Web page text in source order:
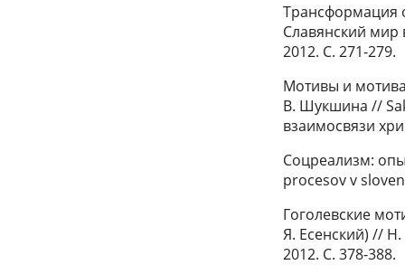
Трансформация
Славянский мир
2012. С. 271-279.
Мотивы и
В. Шукшина //
взаимосвязи
Соцреализм:
procesov v
Гоголевские
Я. Есенский) // Н.
2012. С. 378-388.